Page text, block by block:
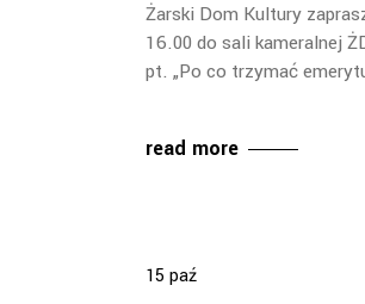
Żarski Dom Kultury
16.00 do sali kameralnej
pt. „Po co trzymać
read more
15 paź